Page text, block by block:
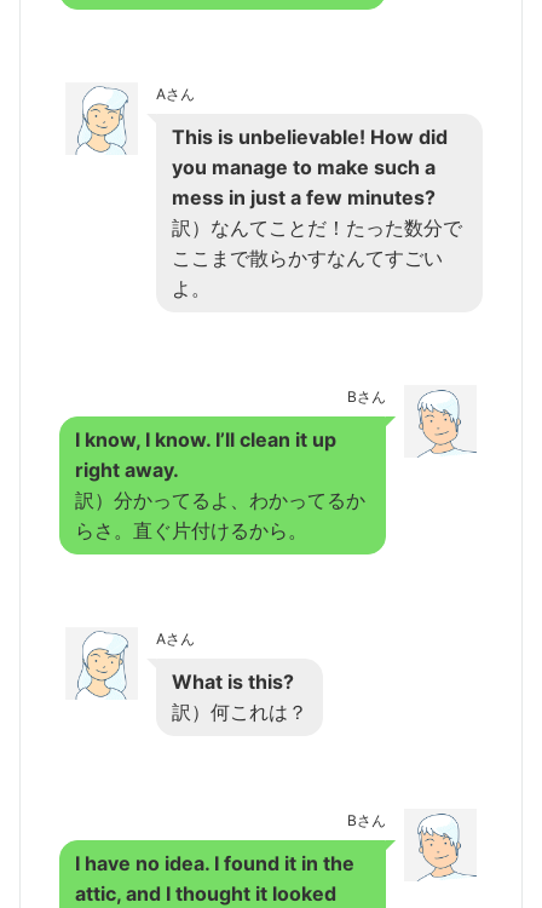
Aさん
This is unbelievable! How did
you manage to make such a
mess in just a few minutes?
訳）なんてことだ！たった数分で
ここまで散らかすなんてすごい
よ。
Bさん
I know, I know. I’ll clean it up
right away.
訳）分かってるよ、わかってるか
らさ。直ぐ片付けるから。
Aさん
What is this?
訳）何これは？
Bさん
I have no idea. I found it in the
attic, and I thought it looked